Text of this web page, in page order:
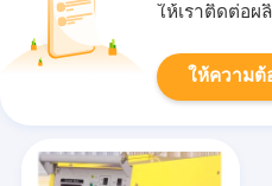
ให้เราติดต่อ
ให้ความต้